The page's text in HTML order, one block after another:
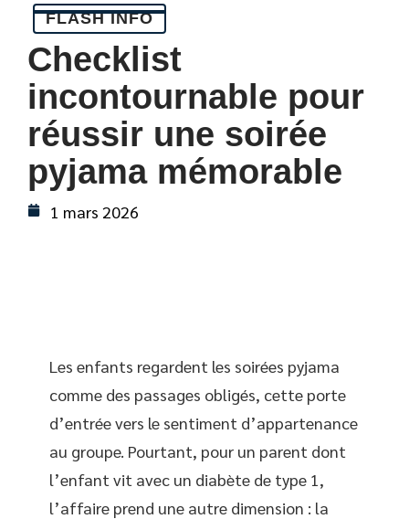
FLASH INFO
Checklist
incontournable pour
réussir une soirée
pyjama mémorable
1 mars 2026
Les enfants regardent les soirées pyjama
comme des passages obligés, cette porte
d’entrée vers le sentiment d’appartenance
au groupe. Pourtant, pour un parent dont
l’enfant vit avec un diabète de type 1,
l’affaire prend une autre dimension : la